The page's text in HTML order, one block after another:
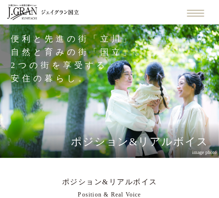
image photo
便利と先進の街「立川」、
自然と育みの街「国立」、
2つの街を享受する
安住の暮らし。
ポジション&リアルボイス
ポジション&リアルボイス
Position & Real Voice